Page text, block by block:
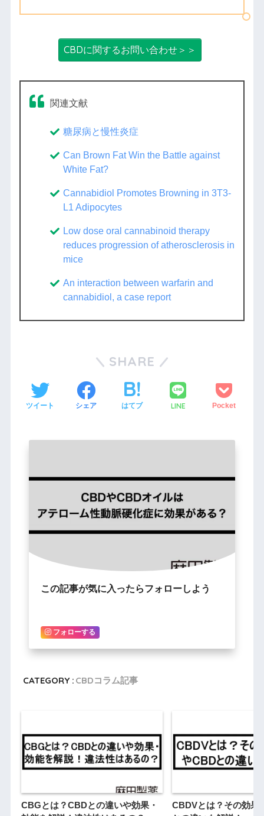
CBDに関するお問い合わせ＞＞
関連文献
糖尿病と慢性炎症
Can Brown Fat Win the Battle against
White Fat?
Cannabidiol Promotes Browning in 3T3-
L1 Adipocytes
Low dose oral cannabinoid therapy
reduces progression of atherosclerosis in
mice
An interaction between warfarin and
cannabidiol, a case report
SHARE
ツイート シェア はてブ LINE Pocket
この記事が気に入ったらフォローしよう
フォローする
CATEGORY : CBDコラム記事
CBGとは？CBDとの違いや効果・
CBDVとは？その効果